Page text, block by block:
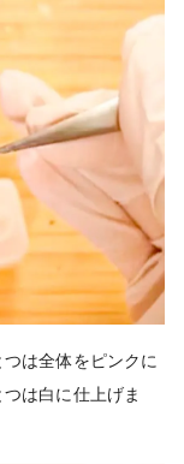
は全体をピンクに
は白に仕上げま